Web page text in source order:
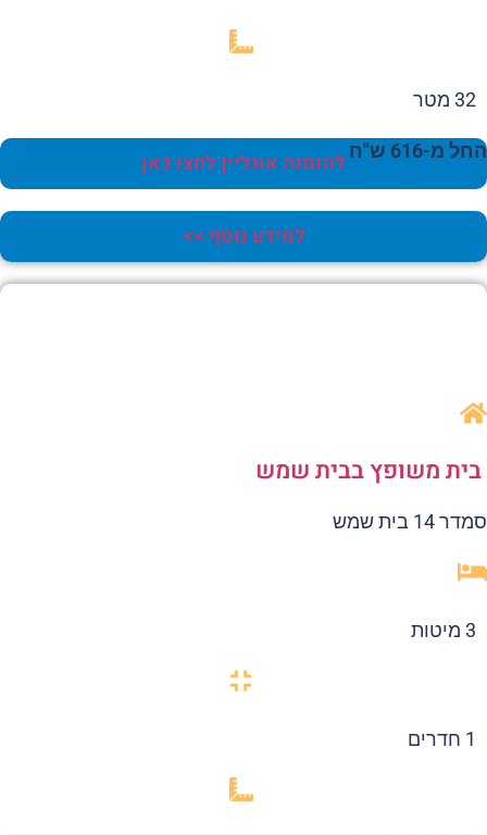
32 מטר
מ-616 ש"ח להזמנה אונליין לחצו כאן
למידע נוסף >>
משופץ בבית שמש
14 בית שמש